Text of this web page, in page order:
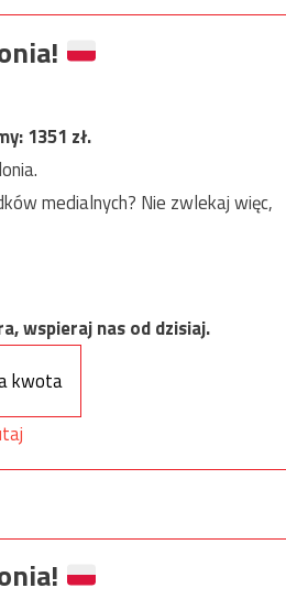
1351 zł.
medialnych? Nie zwlekaj więc,
wspieraj nas od dzisiaj.
kwota